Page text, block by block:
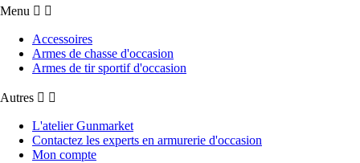
Menu  
Accessoires
Armes de chasse d'occasion
Armes de tir sportif d'occasion
Autres  
L'atelier Gunmarket
Contactez les experts en armurerie d'occasion
Mon compte